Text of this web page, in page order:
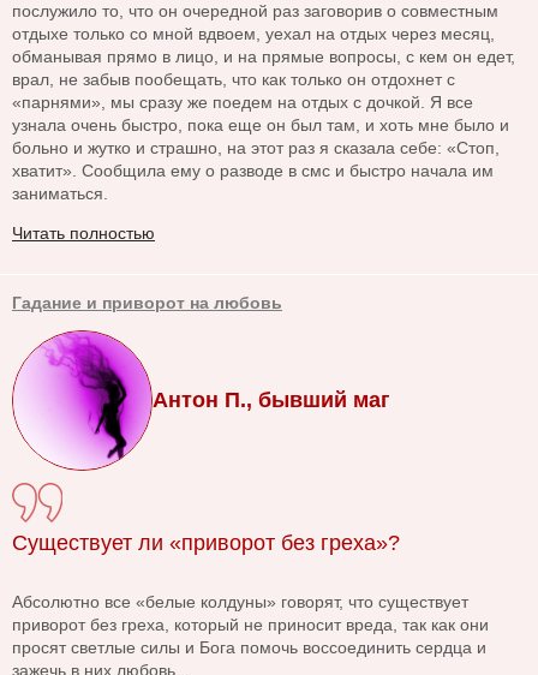
послужило то, что он очередной раз заговорив о совместным
отдыхе только со мной вдвоем, уехал на отдых через месяц,
обманывая прямо в лицо, и на прямые вопросы, с кем он едет,
врал, не забыв пообещать, что как только он отдохнет с
«парнями», мы сразу же поедем на отдых с дочкой. Я все
узнала очень быстро, пока еще он был там, и хоть мне было и
больно и жутко и страшно, на этот раз я сказала себе: «Стоп,
хватит». Сообщила ему о разводе в смс и быстро начала им
заниматься.
Читать полностью
Гадание и приворот на любовь
Антон П., бывший маг
Существует ли «приворот без греха»?
Абсолютно все «белые колдуны» говорят, что существует
приворот без греха, который не приносит вреда, так как они
просят светлые силы и Бога помочь воссоединить сердца и
зажечь в них любовь...